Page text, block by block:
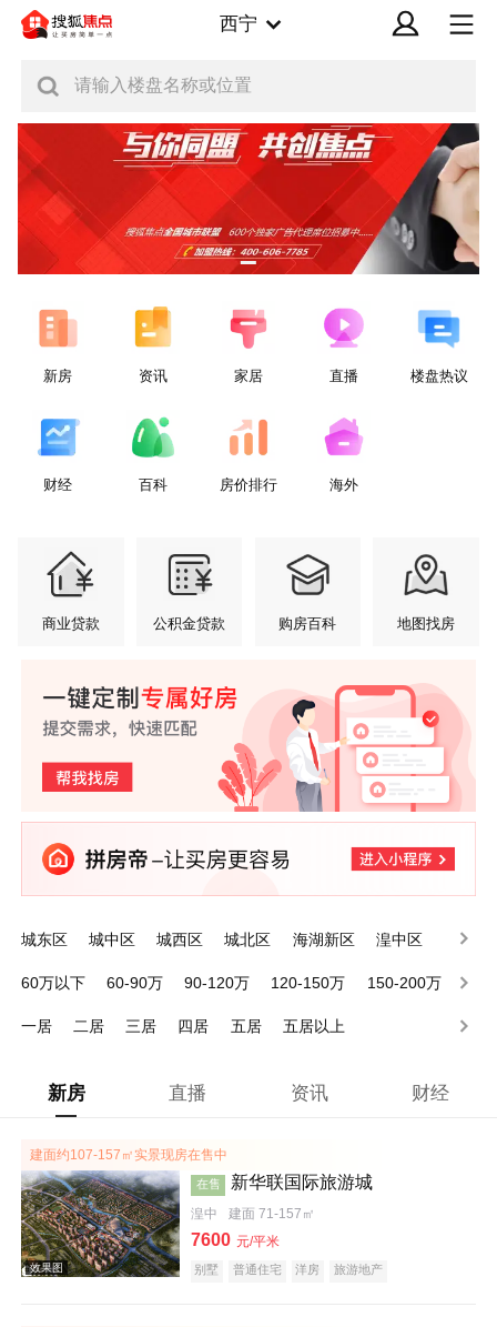
西宁
请输入楼盘名称或位置
新房 资讯 家居 直播 楼盘热议
财经 百科 房价排行 海外
商业贷款 公积金贷款 购房百科 地图找房
城东区 城中区 城西区 城北区 海湖新区
湟中区
60万以下
60-90万 90-120万 120-150万
150-200万
一居
二居 三居 四居 五居 五居以上
新房 直播 资讯 财经
建面约107-157㎡实景现房在售中
在售 新华联国际旅游城
湟中 建面 71-157㎡
7600 元/平米
别墅 普通住宅 洋房
旅游地产